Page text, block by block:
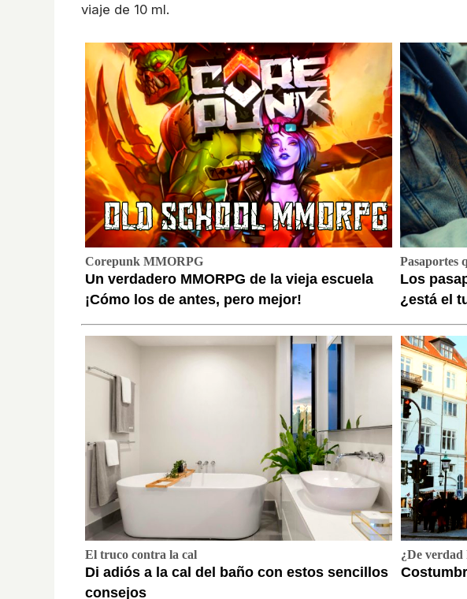
viaje de 10 ml.
Corepunk MMORPG
Un verdadero MMORPG de la vieja escuela
¡Cómo los de antes, pero mejor!
Pasaportes
Los
¿está el
El truco contra la cal
Di adiós a la cal del baño con estos sencillos
consejos
¿De verdad